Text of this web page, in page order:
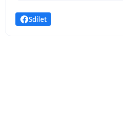
Sdílet